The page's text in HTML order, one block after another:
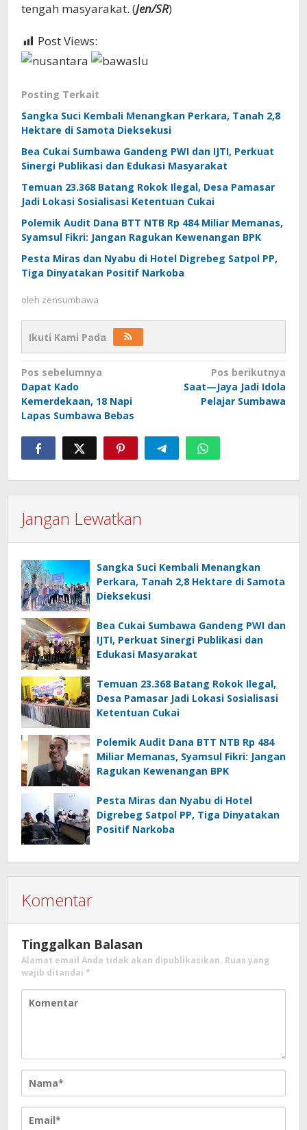
tengah masyarakat. (Jen/SR)
Post Views:
Posting Terkait
Sangka Suci Kembali Menangkan Perkara, Tanah 2,8
Hektare di Samota Dieksekusi
Bea Cukai Sumbawa Gandeng PWI dan IJTI, Perkuat
Sinergi Publikasi dan Edukasi Masyarakat
Temuan 23.368 Batang Rokok Ilegal, Desa Pamasar
Jadi Lokasi Sosialisasi Ketentuan Cukai
Polemik Audit Dana BTT NTB Rp 484 Miliar Memanas,
Syamsul Fikri: Jangan Ragukan Kewenangan BPK
Pesta Miras dan Nyabu di Hotel Digrebeg Satpol PP,
Tiga Dinyatakan Positif Narkoba
oleh zensumbawa
Ikuti Kami Pada
Navigasi
pos
Pos sebelumnya
Dapat Kado
Kemerdekaan, 18 Napi
Lapas Sumbawa Bebas
Pos berikutnya
Saat—Jaya Jadi Idola
Pelajar Sumbawa
Jangan Lewatkan
Sangka Suci Kembali Menangkan
Perkara, Tanah 2,8 Hektare di Samota
Dieksekusi
Bea Cukai Sumbawa Gandeng PWI dan
IJTI, Perkuat Sinergi Publikasi dan
Edukasi Masyarakat
Temuan 23.368 Batang Rokok Ilegal,
Desa Pamasar Jadi Lokasi Sosialisasi
Ketentuan Cukai
Polemik Audit Dana BTT NTB Rp 484
Miliar Memanas, Syamsul Fikri: Jangan
Ragukan Kewenangan BPK
Pesta Miras dan Nyabu di Hotel
Digrebeg Satpol PP, Tiga Dinyatakan
Positif Narkoba
Komentar
Tinggalkan Balasan
Alamat email Anda tidak akan dipublikasikan. Ruas yang
wajib ditandai *